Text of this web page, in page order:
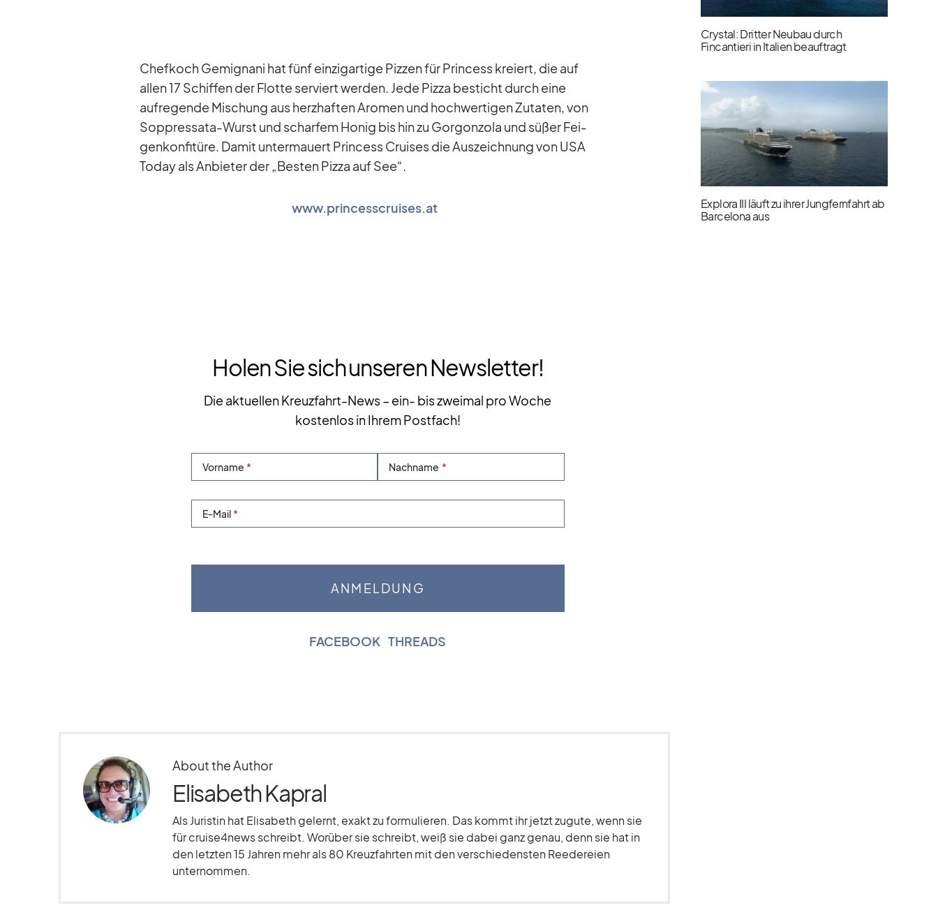
Chef­koch Ge­mignani hat fünf ein­zig­ar­tige Piz­zen für Prin­cess kre­iert, die auf
al­len 17 Schif­fen der Flotte ser­viert wer­den. Jede Pizza be­sticht durch eine
auf­re­gende Mi­schung aus herz­haf­ten Aro­men und hoch­wer­ti­gen Zu­ta­ten, von
Sop­pres­sata-Wurst und schar­fem Ho­nig bis hin zu Gor­gon­zola und sü­ßer Fei­
gen­kon­fi­türe. Da­mit un­ter­mau­ert Prin­cess Crui­ses die Aus­zeich­nung von USA
To­day als An­bie­ter der „Bes­ten Pizza auf See“.
www.princesscruises.at
Holen Sie sich unseren Newsletter!
Die aktuellen Kreuzfahrt-News – ein- bis zweimal pro Woche
kostenlos in Ihrem Postfach!
Vorname Nachname
E-Mail
FACEBOOK |THREADS
About the Author
Elisabeth Kapral
Als Juristin hat Elisabeth gelernt, exakt zu formulieren. Das kommt ihr jetzt zugute, wenn sie
für cruise4news schreibt. Worüber sie schreibt, weiß sie dabei ganz genau, denn sie hat in
den letzten 15 Jahren mehr als 80 Kreuzfahrten mit den verschiedensten Reedereien
unternommen.
Crystal: Dritter Neubau durch
Fincantieri in Italien beauftragt
Explora III läuft zu ihrer Jungfernfahrt ab
Barcelona aus